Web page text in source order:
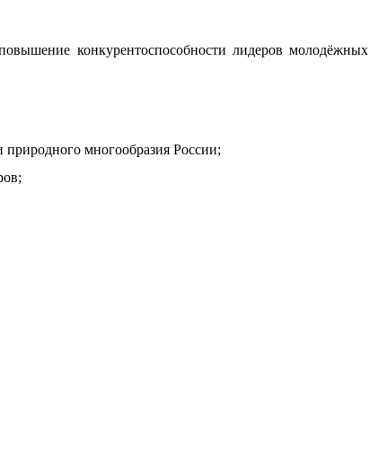
конкурентоспособности лидеров молодёжных
природного многообразия России;